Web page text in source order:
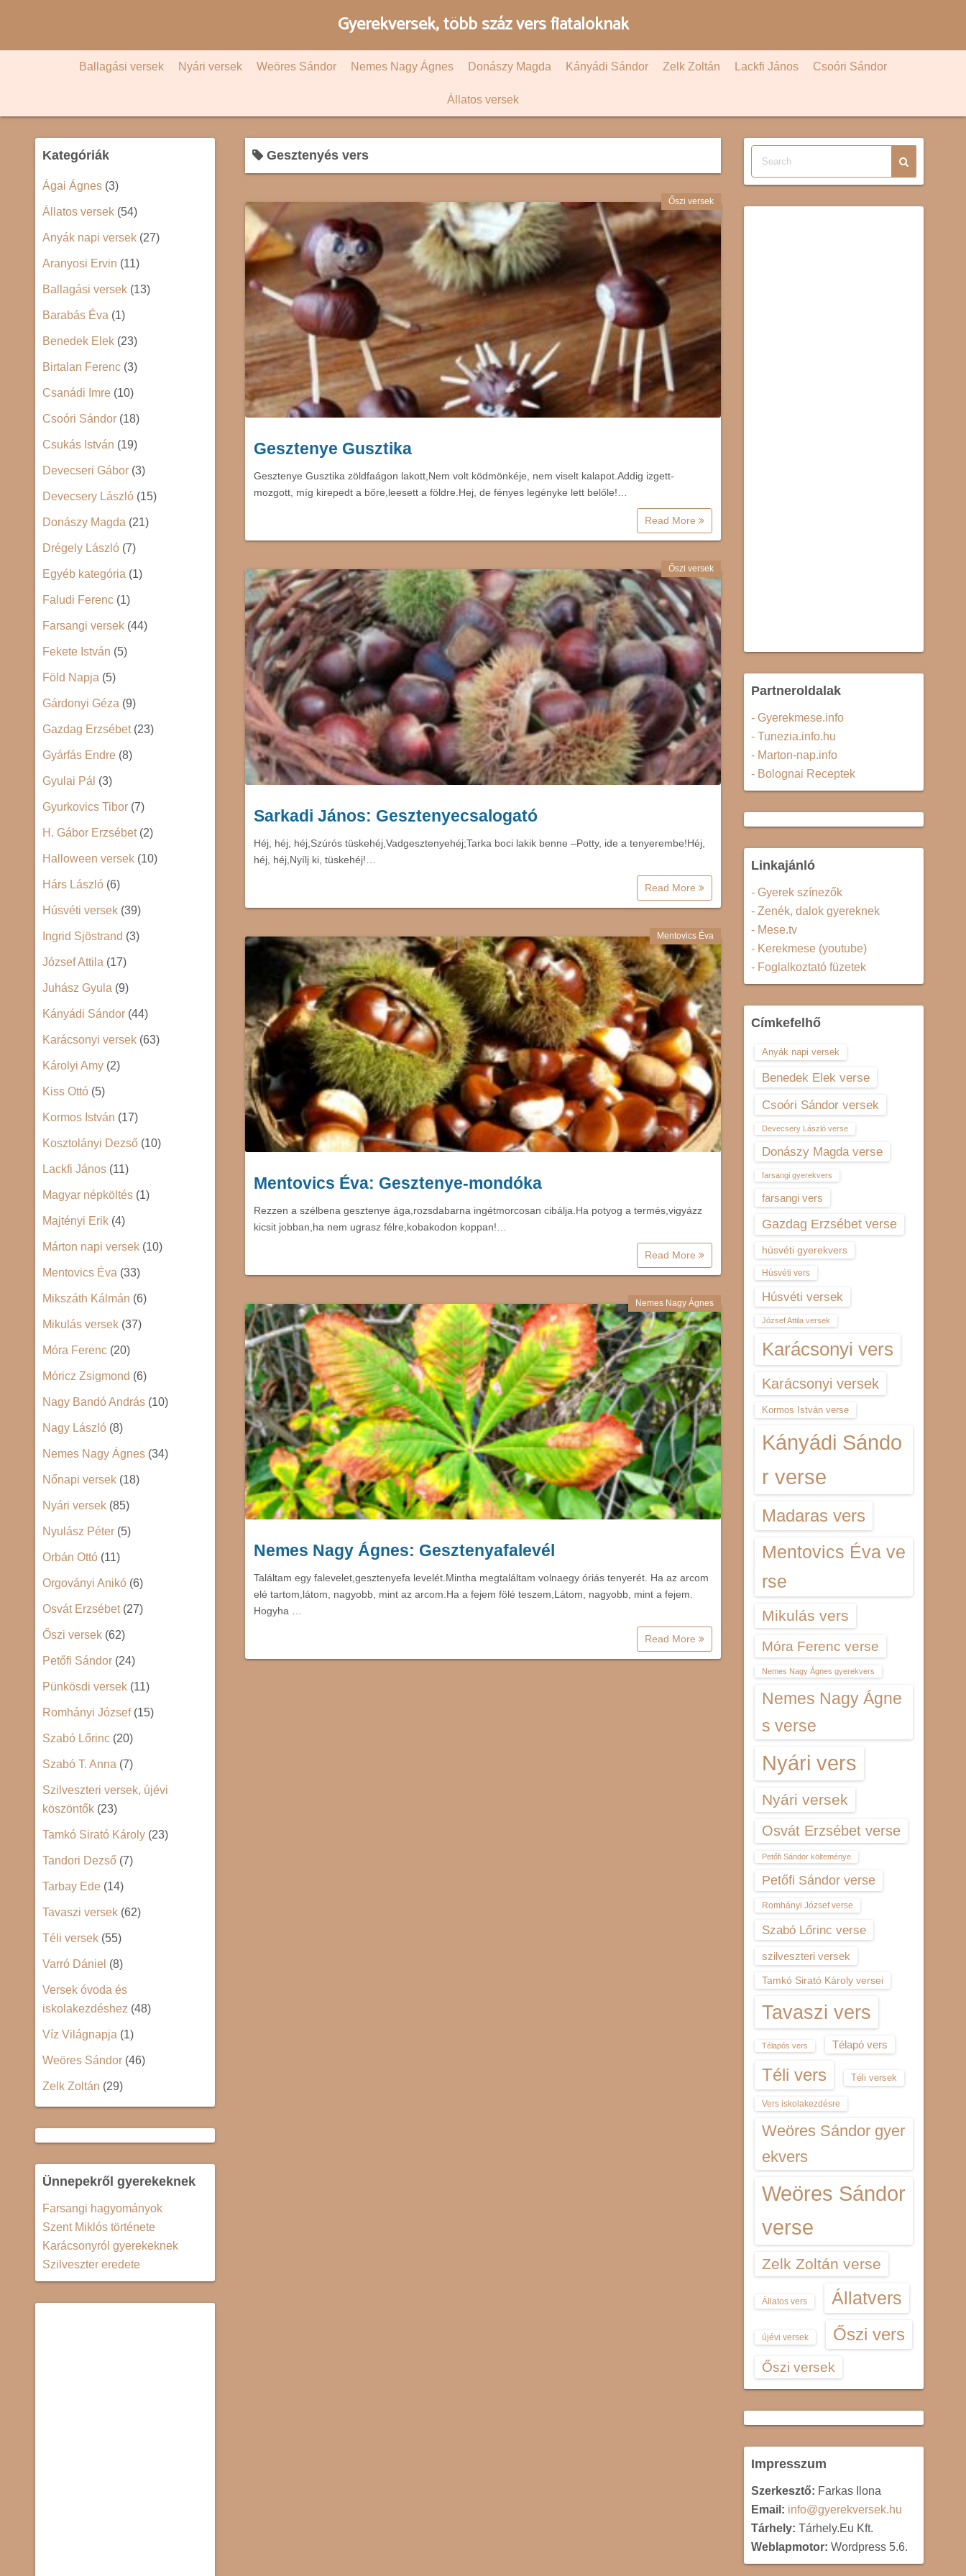
c
Gyerekversek, több száz vers fiataloknak
Ballagási versek Nyári versek Weöres Sándor Nemes Nagy Ágnes Donászy Magda Kányádi Sándor Zelk Zoltán Lackfi János Csoóri Sándor
Állatos versek
Gesztenyés vers
Őszi versek
Gesztenye Gusztika
Gesztenye Gusztika zöldfaágon lakott,Nem volt ködmönkéje, nem viselt kalapot.Addig izgett-
mozgott, míg kirepedt a bőre,leesett a földre.Hej, de fényes legényke lett belőle!…
Read More
Őszi versek
Sarkadi János: Gesztenyecsalogató
Héj, héj, héj,Szúrós tüskehéj,Vadgesztenyehéj;Tarka boci lakik benne –Potty, ide a tenyerembe!Héj,
héj, héj,Nyílj ki, tüskehéj!…
Read More
Mentovics Éva
Mentovics Éva: Gesztenye-mondóka
Rezzen a szélbena gesztenye ága,rozsdabarna ingétmorcosan cibálja.Ha potyog a termés,vigyázz
kicsit jobban,ha nem ugrasz félre,kobakodon koppan!…
Read More
Nemes Nagy Ágnes
Nemes Nagy Ágnes: Gesztenyafalevél
Találtam egy falevelet,gesztenyefa levelét.Mintha megtaláltam volnaegy óriás tenyerét. Ha az arcom
elé tartom,látom, nagyobb, mint az arcom.Ha a fejem fölé teszem,Látom, nagyobb, mint a fejem.
Hogyha …
Read More
Kategóriák
Ágai Ágnes (3)
Állatos versek (54)
Anyák napi versek (27)
Aranyosi Ervin (11)
Ballagási versek (13)
Barabás Éva (1)
Benedek Elek (23)
Birtalan Ferenc (3)
Csanádi Imre (10)
Csoóri Sándor (18)
Csukás István (19)
Devecseri Gábor (3)
Devecsery László (15)
Donászy Magda (21)
Drégely László (7)
Egyéb kategória (1)
Faludi Ferenc (1)
Farsangi versek (44)
Fekete István (5)
Föld Napja (5)
Gárdonyi Géza (9)
Gazdag Erzsébet(23)
Gyárfás Endre (8)
Gyulai Pál (3)
Gyurkovics Tibor (7)
H. Gábor Erzsébet(2)
Halloween versek (10)
Hárs László (6)
Húsvéti versek (39)
Ingrid Sjöstrand (3)
József Attila (17)
Juhász Gyula (9)
Kányádi Sándor (44)
Karácsonyi versek (63)
Károlyi Amy (2)
Kiss Ottó (5)
Kormos István (17)
Kosztolányi Dezső (10)
Lackfi János (11)
Magyar népköltés (1)
Majtényi Erik (4)
Márton napi versek (10)
Mentovics Éva (33)
Mikszáth Kálmán (6)
Mikulás versek (37)
Móra Ferenc (20)
Móricz Zsigmond (6)
Nagy Bandó András (10)
Nagy László (8)
Nemes Nagy Ágnes (34)
Nőnapi versek (18)
Nyári versek (85)
Nyulász Péter (5)
Orbán Ottó (11)
Orgoványi Anikó (6)
Osvát Erzsébet(27)
Őszi versek (62)
Petőfi Sándor (24)
Pünkösdi versek (11)
Romhányi József(15)
Szabó Lőrinc (20)
Szabó T. Anna (7)
Szilveszteri versek, újévi
köszöntők (23)
Tamkó Sirató Károly (23)
Tandori Dezső (7)
Tarbay Ede (14)
Tavaszi versek (62)
Téli versek (55)
Varró Dániel (8)
Versek óvoda és
iskolakezdéshez (48)
Víz Világnapja (1)
Weöres Sándor (46)
Zelk Zoltán (29)
Ünnepekről gyerekeknek
Farsangi hagyományok
Szent Miklós története
Karácsonyról gyerekeknek
Szilveszter eredete
Partneroldalak
- Gyerekmese.info
- Tunezia.info.hu
- Marton-nap.info
- Bolognai Receptek
Linkajánló
- Gyerek színezők
- Zenék, dalok gyereknek
- Mese.tv
- Kerekmese (youtube)
- Foglalkoztató füzetek
Címkefelhő
Anyák napi versek
Benedek Elek verse
Csoóri Sándor versek
Devecsery László verse
Donászy Magda verse
farsangi gyerekvers
farsangi vers
Gazdag Erzsébet verse
húsvéti gyerekvers
Húsvéti vers
Húsvéti versek
József Attila versek
Karácsonyi vers
Karácsonyi versek
Kormos István verse
Kányádi Sándo
r verse
Madaras vers
Mentovics Éva ve
rse
Mikulás vers
Móra Ferenc verse
Nemes Nagy Ágnes gyerekvers
Nemes Nagy Ágne
s verse
Nyári vers
Nyári versek
Osvát Erzsébet verse
Petőfi Sándor költeménye
Petőfi Sándor verse
Romhányi József verse
Szabó Lőrinc verse
szilveszteri versek
Tamkó Sirató Károly versei
Tavaszi vers
Télapós vers Télapó vers
Téli vers Téli versek
Vers iskolakezdésre
Weöres Sándor gyer
ekvers
Weöres Sándor
verse
Zelk Zoltán verse
Állatos vers Állatvers
újévi versek Őszi vers
Őszi versek
Impresszum
Szerkesztő: Farkas Ilona
Email: info@gyerekversek.hu
Tárhely: Tárhely.Eu Kft.
Weblapmotor: Wordpress 5.6.